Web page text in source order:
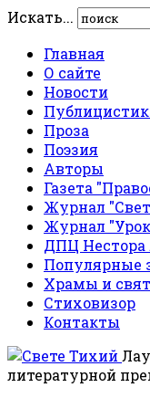
Искать...
Главная
О сайте
Новости
Проза
Поэзия
Авторы
Газета
Журнал
Журнал
ДПЦ Нестора
Популярные
Храмы и
Стиховизор
Контакты
литературной